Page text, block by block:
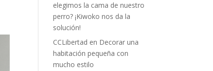
elegimos la cama de nuestro
perro? ¡Kiwoko nos da la
solución!
CCLibertad en Decorar una
habitación pequeña con
mucho estilo